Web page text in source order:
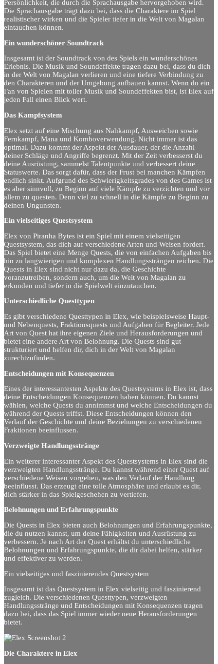
Persönlichkeit, die durch die Sprachausgabe hervorgehoben wird.
Die Sprachausgabe trägt dazu bei, dass die Charaktere im Spiel
realistischer wirken und die Spieler tiefer in die Welt von Magalan
eintauchen können.
Ein wunderschöner Soundtrack
Insgesamt ist der Soundtrack von des Spiels ein wunderschönes
Erlebnis. Die Musik und Soundeffekte tragen dazu bei, dass du dich
in der Welt von Magalan verlieren und eine tiefere Verbindung zu
den Charakteren und der Umgebung aufbauen kannst. Wenn du ein
Fan von Spielen mit toller Musik und Soundeffekten bist, ist Elex auf
jeden Fall einen Blick wert.
Das Kampfsystem
Elex setzt auf eine Mischung aus Nahkampf, Ausweichen sowie
Fernkampf, Mana und Komboverwendung. Nicht immer ist das
optimal. Dazu kommt der Aspekt der Ausdauer, der die Anzahl
deiner Schläge und Angriffe begrenzt. Mit der Zeit verbesserst du
deine Ausrüstung, sammelst Talentpunkte und verbessert deine
Statuswerte. Das sorgt dafür, dass der Frust bei manchen Kämpfen
endlich sinkt. Aufgrund des Schwierigkeitsgrades von des Games ist
es aber sinnvoll, zu Beginn auf viele Kämpfe zu verzichten und vor
allem zu questen. Denn viel zu schnell in die Kämpfe zu Beginn zu
deinen Ungunsten.
Ein vielseitiges Questsystem
Elex von Piranha Bytes ist ein Spiel mit einem vielseitigen
Questsystem, das dich auf verschiedene Arten und Weisen fordert.
Das Spiel bietet eine Menge Quests, die von einfachen Aufgaben bis
hin zu langwierigen und komplexen Handlungssträngen reichen. Die
Quests in Elex sind nicht nur dazu da, die Geschichte
voranzutreiben, sondern auch, um die Welt von Magalan zu
erkunden und tiefer in die Spielwelt einzutauchen.
Unterschiedliche Questtypen
Es gibt verschiedene Questtypen in Elex, wie beispielsweise Haupt-
und Nebenquests, Fraktionsquests und Aufgaben für Begleiter. Jede
Art von Quest hat ihre eigenen Ziele und Herausforderungen und
bietet eine andere Art von Belohnung. Die Quests sind gut
strukturiert und helfen dir, dich in der Welt von Magalan
zurechtzufinden.
Entscheidungen mit Konsequenzen
Eines der interessantesten Aspekte des Questsystems in Elex ist, dass
deine Entscheidungen Konsequenzen haben können. Du kannst
wählen, welche Quests du annimmst und welche Entscheidungen du
während der Quests triffst. Diese Entscheidungen können den
Verlauf der Geschichte und deine Beziehungen zu verschiedenen
Fraktionen beeinflussen.
Verzweigte Handlungsstränge
Ein weiterer interessanter Aspekt des Questsystems in Elex sind die
verzweigten Handlungsstränge. Du kannst während einer Quest auf
verschiedene Weisen vorgehen, was den Verlauf der Handlung
beeinflusst. Das erzeugt eine tolle Atmosphäre und erlaubt es dir,
dich stärker in das Spielgeschehen zu vertiefen.
Belohnungen und Erfahrungspunkte
Die Quests in Elex bieten auch Belohnungen und Erfahrungspunkte,
die du nutzen kannst, um deine Fähigkeiten und Ausrüstung zu
verbessern. Je nach Art der Quest erhältst du unterschiedliche
Belohnungen und Erfahrungspunkte, die dir dabei helfen, stärker
und effektiver zu werden.
Ein vielseitiges und faszinierendes Questsystem
Insgesamt ist das Questsystem in Elex vielseitig und faszinierend
zugleich. Die verschiedenen Questtypen, verzweigten
Handlungsstränge und Entscheidungen mit Konsequenzen tragen
dazu bei, dass das Spiel immer wieder neue Herausforderungen
bietet.
Die Charaktere in Elex